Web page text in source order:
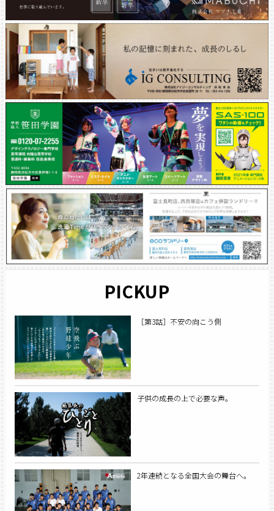
PICKUP
［第3話］不安の向こう側
子供の成長の上で必要な声。
2年連続となる全国大会の舞台へ。